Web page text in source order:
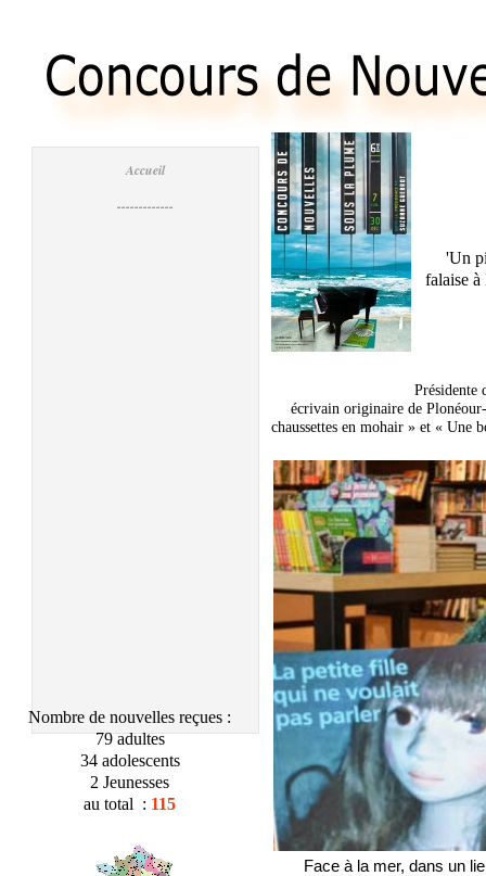
Accueil
-------------
'Un
falaise à
Présidente
écrivain originaire de Plonéour-
chaussettes en mohair » et « Une
Nombre de nouvelles reçues :
79 adultes
34 adolescents
2 Jeunesses
au total : 115
Face à la mer, dans un